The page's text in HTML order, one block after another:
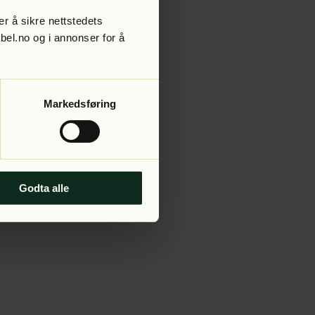
å sikre nettstedets
og i annonser for å
Markedsføring
Godta alle